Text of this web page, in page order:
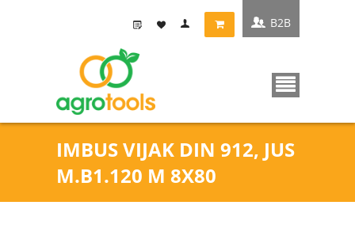
IMBUS VIJAK DIN 912, JUS
M.B1.120 M 8X80
B2B